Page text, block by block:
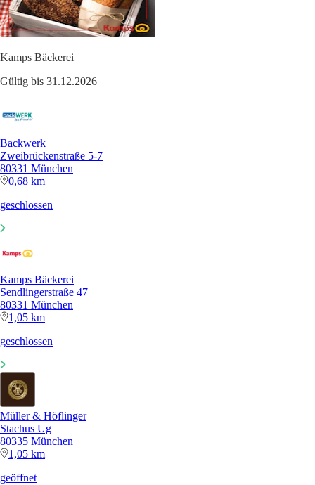
Kamps Bäckerei
Gültig bis 31.12.2026
Backwerk
Zweibrückenstraße 5-7
80331 München
0,68 km
geschlossen
Kamps Bäckerei
Sendlingerstraße 47
80331 München
1,05 km
geschlossen
Müller & Höflinger
Stachus Ug
80335 München
1,05 km
geöffnet